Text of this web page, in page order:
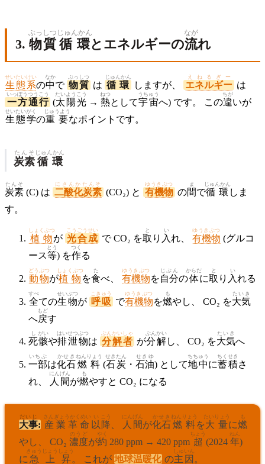
3. 物質
ぶっしつ
循環
じゅんかん
とエネルギーの流
なが
れ
生態系
せいたいけい
の中
なか
で 物質
ぶっしつ
は 循環
じゅんかん
しますが、 エネルギー
えねるぎー
は
一方
いっぽう
通行
つうこう
(太陽光
たいようこう
→ 熱
ねつ
として宇宙
うちゅう
へ) です。 この違
ちが
いが
生態
せいたい
学
がく
の重要
じゅうよう
なポイントです。
炭素
たんそ
循環
じゅんかん
炭素
たんそ
(C) は 二酸化炭素
にさんかたんそ
(CO₂) と 有機物
ゆうきぶつ
の間
ま
で循環
じゅんかん
しま
す。
植物
しょくぶつ
が 光合成
こうごうせい
で CO₂ を取
と
り 入
い
れ、 有機物
ゆうきぶつ
(グルコ
ース等
とう
) を作
つく
る
動物
どうぶつ
が植物
しょくぶつ
を食
た
べ、 有機物
ゆうきぶつ
を自分
じぶん
の体
からだ
に取
と
り 入
い
れる
全
すべ
ての生物
せいぶつ
が 呼吸
こきゅう
で有機物
ゆうきぶつ
を燃
も
やし、 CO₂ を大気
たいき
へ戻
もど
す
死
し
骸
がい
や排泄
はいせつ
物
ぶつ
は 分解者
ぶんかいしゃ
が分
ぶん
解
かい
し、 CO₂ を大気
たいき
へ
一部
いちぶ
は化石
かせき
燃料
ねんりょう
(石炭
せきたん
・ 石油
せきゆ
) として地中
ちちゅう
に蓄
ちく
積
せき
さ
れ、
人間
にんげん
が燃
も
やすと CO₂ になる
大事
だいじ
: 産業革命
さんぎょうかくめい
以
い
降
こう
人間
にんげん
が化石
かせき
燃料
ねんりょう
を大量
たいりょう
に燃
も
やし、 CO₂ 濃度
のうど
が約
やく
280 ppm → 420 ppm 超
ちょう
(2024 年
ねん
)
に 急上昇
きゅうじょうしょう
。 これが 地球温暖化 の主因
しゅいん
。